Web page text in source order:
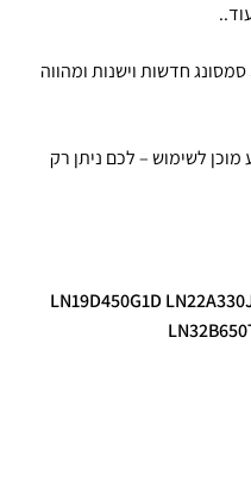
השלט מתאים לטלוויזיות SAMSUNG סמסונג חדשות וישנות ומהווה
לשימוש – לכם ניתן רק
LN19D450G1D